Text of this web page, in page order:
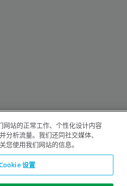
网站的正常工作、个性化设计内容
分析流量。我们还同社交媒体、
您使用我们网站的信息。
设置